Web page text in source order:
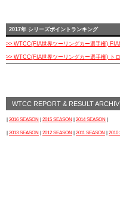
2017年 シリーズポイントランキング
>> WTCC(FIA世界ツーリングカー選手権)
>> WTCC(FIA世界ツーリングカー選手権) ト
WTCC REPORT & RESULT
2016 SEASON 2015 SEASON 2014 SEASON
2013 SEASON 2012 SEASON 2011 SEASON 2010